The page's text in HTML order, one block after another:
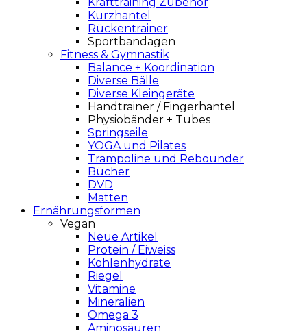
Kurzhantel
Rückentrainer
Sportbandagen
Fitness & Gymnastik
Balance + Koordination
Diverse Bälle
Diverse Kleingeräte
Handtrainer / Fingerhantel
Physiobänder + Tubes
Springseile
YOGA und Pilates
Trampoline und Rebounder
Bücher
DVD
Matten
Ernährungsformen
Vegan
Neue Artikel
Protein / Eiweiss
Kohlenhydrate
Riegel
Vitamine
Mineralien
Omega 3
Aminosäuren